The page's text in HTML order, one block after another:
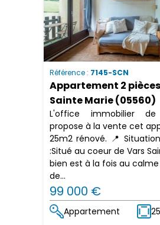
Référence : 7145-SCN
Appartement 2
Sainte Marie (05560)
L'office immobilier
propose à la vente cet
25m2 rénové. 📍
:Situé au coeur de Vars
bien est à la fois au
de...
99 000 €
Appartement